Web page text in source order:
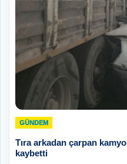
GÜNDEM
Tıra arkadan çarpan
kaybetti